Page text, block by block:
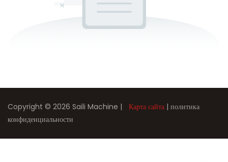
Copyright © 2026 Saili Machine | Карта сайта | политика
конфиденциальности